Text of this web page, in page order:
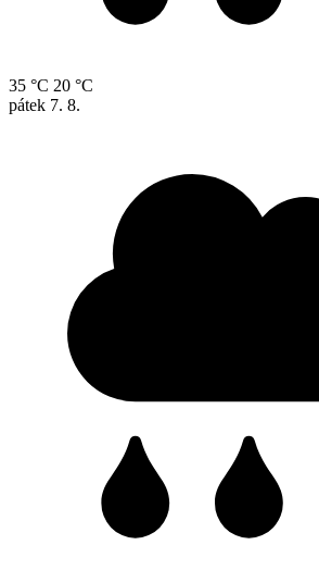
35 °C 20 °C
pátek 7. 8.